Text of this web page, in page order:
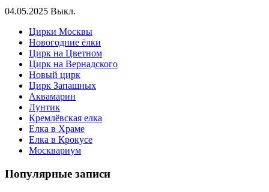
04.05.2025 Выкл.
Цирки Москвы
Новогодние ёлки
Цирк на Цветном
Цирк на Вернадского
Новый цирк
Цирк Запашных
Аквамарин
Лунтик
Кремлёвская елка
Елка в Храме
Елка в Крокусе
Москвариум
Популярные записи